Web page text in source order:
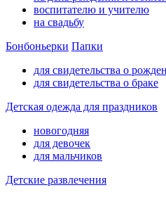
воспитателю и учителю
на свадьбу
Бонбоньерки Папки
для свидетельства о
для свидетельства о браке
Детская одежда для праздников
новогодняя
для девочек
для мальчиков
Детские развлечения